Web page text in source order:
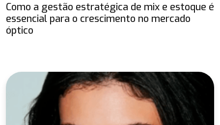
Como a gestão estratégica de mix e estoque é
essencial para o crescimento no mercado
óptico